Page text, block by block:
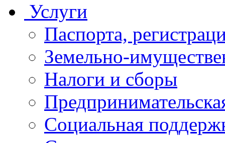
Услуги
Паспорта,
Земельно-
Налоги и сборы
Социальная